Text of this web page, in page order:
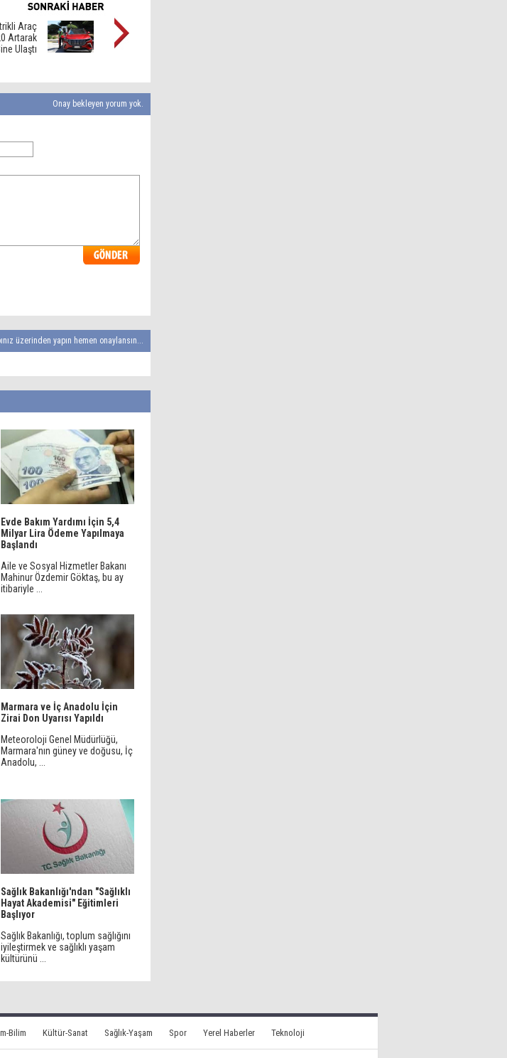
Araç
Artarak
Ulaştı
Onay bekleyen yorum yok.
üzerinden yapın hemen onaylansın...
Evde Bakım Yardımı İçin 5,4
Milyar Lira Ödeme Yapılmaya
Başlandı
Aile ve Sosyal Hizmetler Bakanı
Mahinur Özdemir Göktaş, bu ay
itibariyle ...
Marmara ve İç Anadolu İçin
Zirai Don Uyarısı Yapıldı
Meteoroloji Genel Müdürlüğü,
Marmara'nın güney ve doğusu, İç
Anadolu, ...
Sağlık Bakanlığı'ndan "Sağlıklı
Hayat Akademisi" Eğitimleri
Başlıyor
Sağlık Bakanlığı, toplum sağlığını
iyileştirmek ve sağlıklı yaşam
kültürünü ...
Bilim Kültür-Sanat Sağlık-Yaşam Spor Yerel Haberler Teknoloji